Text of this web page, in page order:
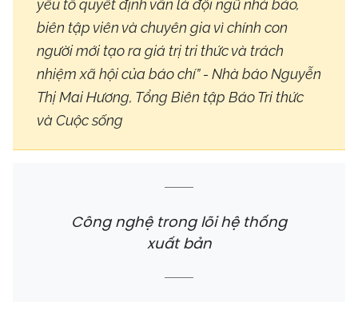
yếu tố quyết định vẫn là đội ngũ nhà báo,
biên tập viên và chuyên gia vì chính con
người mới tạo ra giá trị tri thức và trách
nhiệm xã hội của báo chí” - Nhà báo Nguyễn
Thị Mai Hương, Tổng Biên tập Báo Tri thức
và Cuộc sống
Công nghệ trong lõi hệ thống
xuất bản